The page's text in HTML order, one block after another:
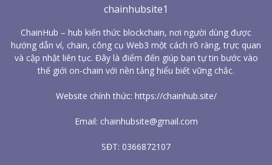
chainhubsite1
ChainHub – hub kiến thức blockchain, nơi người dùng được
hướng dẫn ví, chain, công cụ Web3 một cách rõ ràng, trực quan
và cập nhật liên tục. Đây là điểm đến giúp bạn tự tin bước vào
thế giới on-chain với nền tảng hiểu biết vững chắc.
Website chính thức: https://chainhub.site/
Email: chainhubsite@gmail.com
SĐT: 0366872107